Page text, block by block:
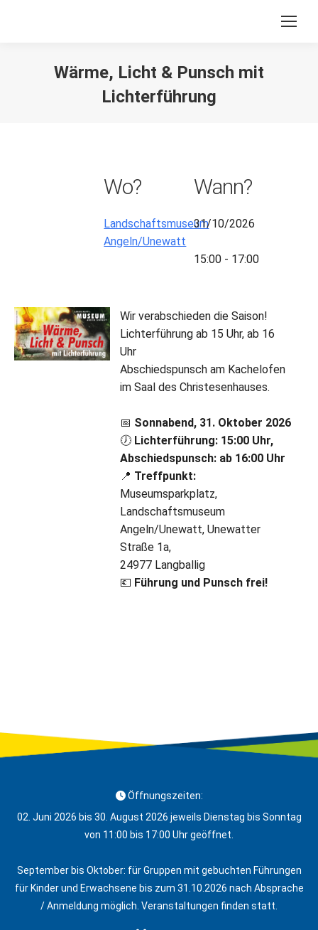
Wärme, Licht & Punsch mit
Lichterführung
Wo?
Landschaftsmuseum
Angeln/Unewatt
Wann?
31/10/2026
15:00 - 17:00
Wir verabschieden die Saison!
Lichterführung ab 15 Uhr, ab 16
Uhr
Abschiedspunsch am Kachelofen
im Saal des Christesenhauses.
📅 Sonnabend, 31. Oktober 2026
🕖Lichterführung: 15:00 Uhr,
Abschiedspunsch: ab 16:00 Uhr
📍 Treffpunkt:
Museumsparkplatz,
Landschaftsmuseum
Angeln/Unewatt, Unewatter
Straße 1a,
24977 Langballig
💶 Führung und Punsch frei!
Öffnungszeiten:
02. Juni 2026 bis 30. August 2026 jeweils Dienstag bis Sonntag
von 11:00 bis 17:00 Uhr geöffnet.
September bis Oktober: für Gruppen mit gebuchten Führungen
für Kinder und Erwachsene bis zum 31.10.2026 nach Absprache
/ Anmeldung möglich. Veranstaltungen finden statt.